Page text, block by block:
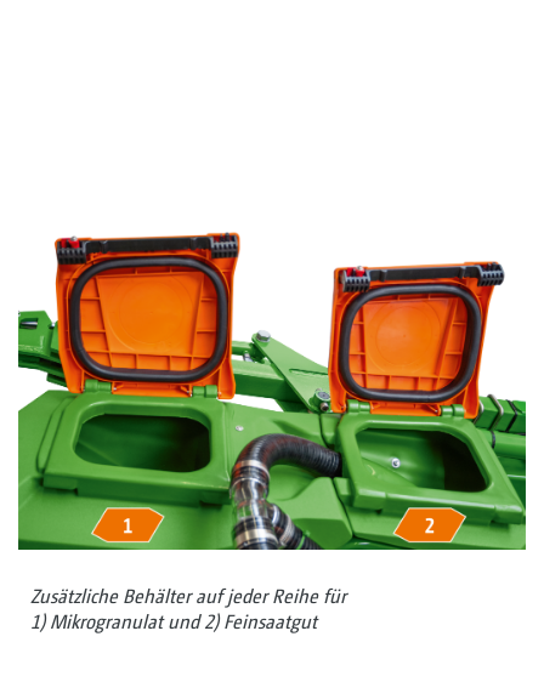
Zusätzliche Behälter auf jeder Reihe für
1) Mikrogranulat und 2) Feinsaatgut